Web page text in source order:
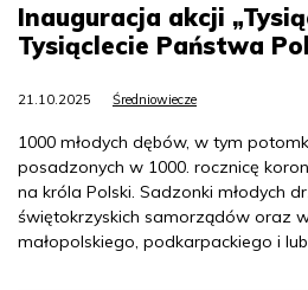
Inauguracja akcji
Tysiąclecie Państwa
21.10.2025 Średniowiecze
1000 młodych dębów, w tym
posadzonych w 1000. rocznicę
na króla Polski. Sadzonki młodych
świętokrzyskich samorządów oraz
małopolskiego, podkarpackiego i